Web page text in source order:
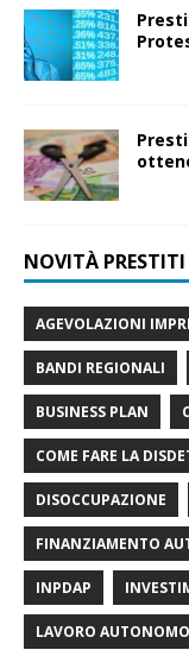
NOVITÀ
AGEVOLAZIONI
BANDI REGIONALI
BUSINESS PLAN
COME FARE LA
DISOCCUPAZIONE
FINANZIAMENTO
INPDAP
LAVORO AUTONOMO